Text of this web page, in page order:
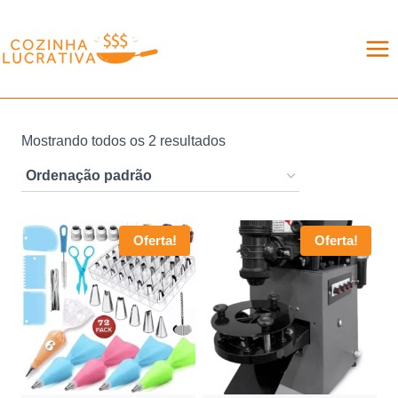
para
Conteúdo
Mostrando todos os 2 resultados
Oferta! Oferta!